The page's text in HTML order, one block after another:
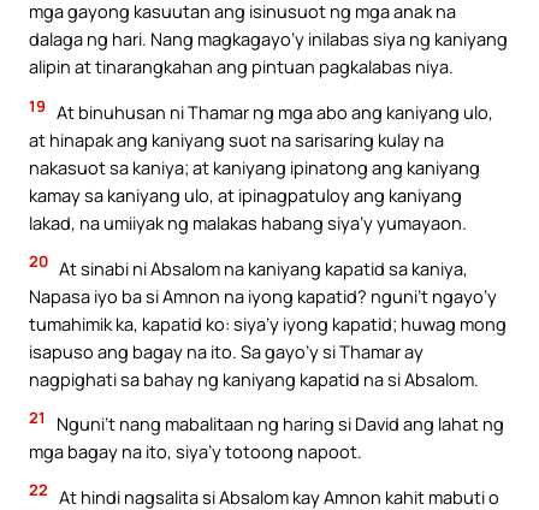
mga gayong kasuutan ang isinusuot ng mga anak na
dalaga ng hari. Nang magkagayo’y inilabas siya ng kaniyang
alipin at tinarangkahan ang pintuan pagkalabas niya.
19 At binuhusan ni Thamar ng mga abo ang kaniyang ulo,
at hinapak ang kaniyang suot na sarisaring kulay na
nakasuot sa kaniya; at kaniyang ipinatong ang kaniyang
kamay sa kaniyang ulo, at ipinagpatuloy ang kaniyang
lakad, na umiiyak ng malakas habang siya’y yumayaon.
20 At sinabi ni Absalom na kaniyang kapatid sa kaniya,
Napasa iyo ba si Amnon na iyong kapatid? nguni’t ngayo’y
tumahimik ka, kapatid ko: siya’y iyong kapatid; huwag mong
isapuso ang bagay na ito. Sa gayo’y si Thamar ay
nagpighati sa bahay ng kaniyang kapatid na si Absalom.
21
Nguni’t nang mabalitaan ng haring si David ang lahat ng
mga bagay na ito, siya’y totoong napoot.
22 At hindi nagsalita si Absalom kay Amnon kahit mabuti o